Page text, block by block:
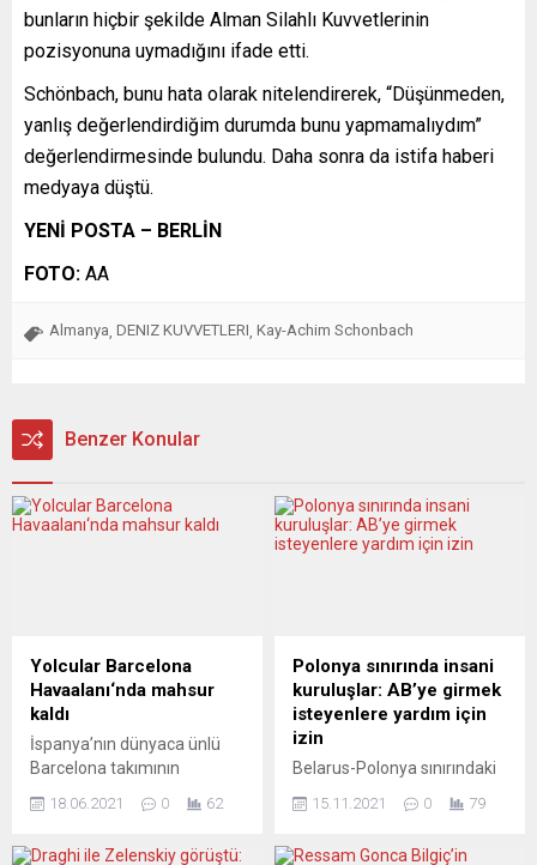
bunların hiçbir şekilde Alman Silahlı Kuvvetlerinin
pozisyonuna uymadığını ifade etti.
Schönbach, bunu hata olarak nitelendirerek, “Düşünmeden,
yanlış değerlendirdiğim durumda bunu yapmamalıydım”
değerlendirmesinde bulundu. Daha sonra da istifa haberi
medyaya düştü.
YENİ POSTA – BERLİN
FOTO: AA
Almanya DENIZ KUVVETLERI Kay-Achim Schonbach
Benzer Konular
Yolcular Barcelona
Havaalanı‘nda mahsur
kaldı
İspanya’nın dünyaca ünlü
Barcelona takımının
olduğu 30 kadar yolcu,
18.06.2021 0 62
Polonya sınırında insani
kuruluşlar: AB’ye girmek
isteyenlere yardım için
izin
Belarus-Polonya sınırındaki
gündeme getiren Josep
15.11.2021 0 79